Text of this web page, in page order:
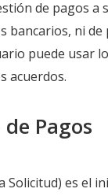
de pagos a
bancarios, ni de
puede usar
acuerdos.
Pagos
Solicitud) es el